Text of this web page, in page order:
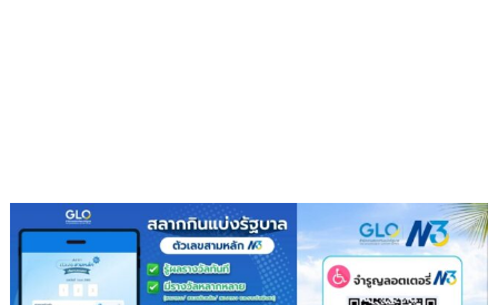
Healthy
school)
เสริม
ความ